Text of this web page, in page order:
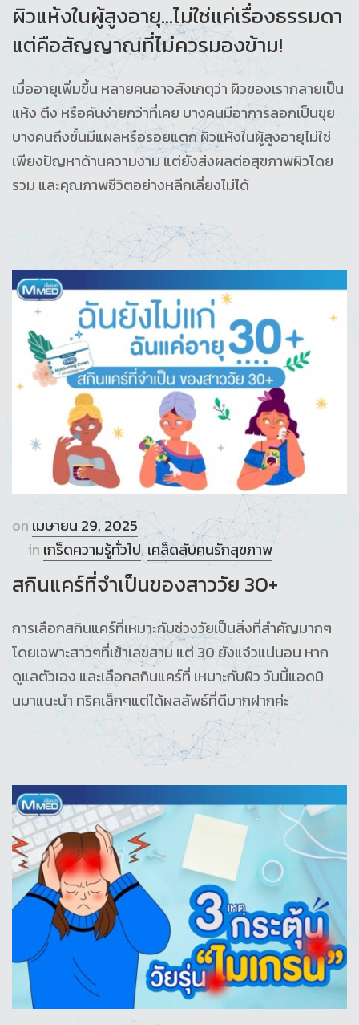
ผิวแห้งในผู้สูงอายุ…ไม่ใช่แค่เรื่องธรรมดา
แต่คือสัญญาณที่ไม่ควรมองข้าม!
เมื่ออายุเพิ่มขึ้น หลายคนอาจสังเกตุว่า ผิวของเรากลายเป็น
แห้ง ตึง หรือคันง่ายกว่าที่เคย บางคนมีอาการลอกเป็นขุย
บางคนถึงขั้นมีแผลหรือรอยแตก ผิวแห้งในผู้สูงอายุไม่ใช่
เพียงปัญหาด้านความงาม แต่ยังส่งผลต่อสุขภาพผิวโดย
รวม และคุณภาพชีวิตอย่างหลีกเลี่ยงไม่ได้
on เมษายน 29, 2025
in เกร็ดความรู้ทั่วไป,เคล็ดลับคนรักสุขภาพ
สกินแคร์ที่จำเป็นของสาววัย 30+
การเลือกสกินแคร์ที่เหมาะกับช่วงวัยเป็นสิ่งที่สำคัญมากๆ
โดยเฉพาะสาวๆที่เข้าเลขสาม แต่ 30 ยังแจ๋วแน่นอน หาก
ดูแลตัวเอง และเลือกสกินแคร์ที่ เหมาะกับผิว วันนี้แอดมิ
นมาแนะนำ ทริคเล็กๆแต่ได้ผลลัพธ์ที่ดีมากฝากค่ะ